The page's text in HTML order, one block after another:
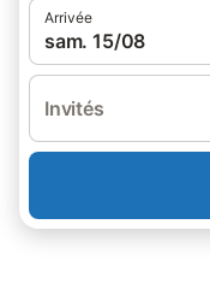
Arrivée
sam. 15/08
Invités